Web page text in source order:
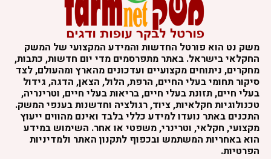
משק נט הוא פורטל החדשות והמידע המקצועי של המשק
החקלאי בישראל. באתר מתפרסמים מדי יום חדשות, כתבות,
מחקרים, ניתוחים מקצועיים ועדכונים מהארץ ומהעולם, לצד
סיקור תחומי בעלי החיים, הרפת, הלול, הצאן, הדגה, גידול
בעלי חיים, תזונת בעלי חיים, בריאות בעלי חיים, וטרינריה,
טכנולוגיות חקלאיות, ציוד, רגולציה וחדשנות בענפי המשק.
התכנים באתר נועדו למידע כללי בלבד ואינם מהווים ייעוץ
מקצועי, חקלאי, וטרינרי, משפטי או אחר. השימוש במידע
הוא באחריות המשתמש ובכפוף לתקנון האתר ולמדיניות
הפרטיות.